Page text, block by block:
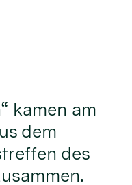
kamen am
dem
des